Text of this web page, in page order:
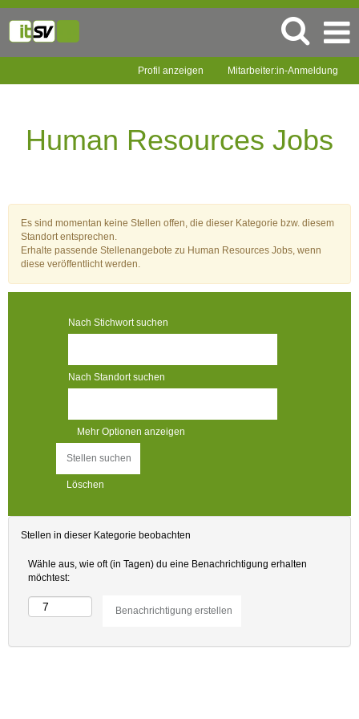
Profil anzeigen Mitarbeiter:in-Anmeldung
JobsHuman Resources Jobs
Es sind momentan keine Stellen offen, die dieser Kategorie bzw. diesem
Standort entsprechen.
Erhalte passende Stellenangebote zu Human Resources Jobs, wenn
diese veröffentlicht werden.
Nach Stichwort suchen
Nach Standort suchen
Mehr Optionen anzeigen
Löschen
Stellen in dieser Kategorie beobachten
Wähle aus, wie oft (in Tagen) du eine Benachrichtigung erhalten
möchtest: